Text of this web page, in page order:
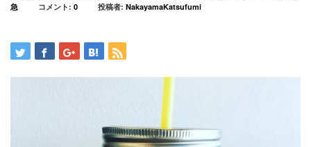
急
コメント: 0 投稿者: NakayamaKatsufumi